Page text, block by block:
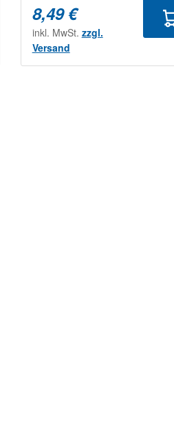
8,49 €
inkl. MwSt. zzgl.
Versand